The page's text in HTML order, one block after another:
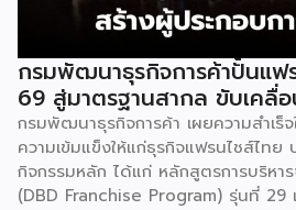
กรมพัฒนาธุรกิจการค้าปั้นแฟ
69 สู่มาตรฐานสากล ขับเคลื่
กรมพัฒนาธุรกิจการค้า เผยความสำเร็
ความเข้มแข็งให้แก่ธุรกิจแฟรนไชส์ไทย
กิจกรรมหลัก ได้แก่ หลักสูตรการบริหา
(DBD Franchise Program) รุ่นที่ 29